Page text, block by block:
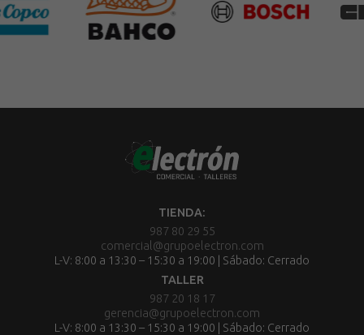
TIENDA:
987 80 29 55
comercial@grupoelectron.com
L-V: 8:00 a 13:30 – 15:30 a 19:00 | Sábado: Cerrado
TALLER
987 20 18 17
gerencia@grupoelectron.com
L-V: 8:00 a 13:30 – 15:30 a 19:00 | Sábado: Cerrado